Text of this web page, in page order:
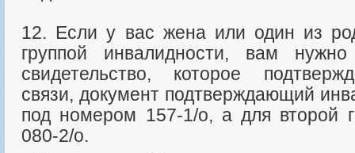
12. Если у вас жена или один из
группой инвалидности, вам
свидетельство, которое
связи, документ подтверждающий
под номером 157-1/о, а для второй
080-2/о.